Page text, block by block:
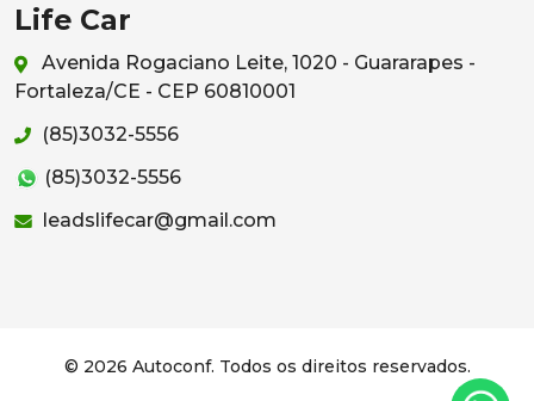
Life Car
Avenida Rogaciano Leite, 1020 - Guararapes -
Fortaleza/CE - CEP 60810001
(85)3032-5556
(85)3032-5556
leadslifecar@gmail.com
© 2026 Autoconf. Todos os direitos reservados.